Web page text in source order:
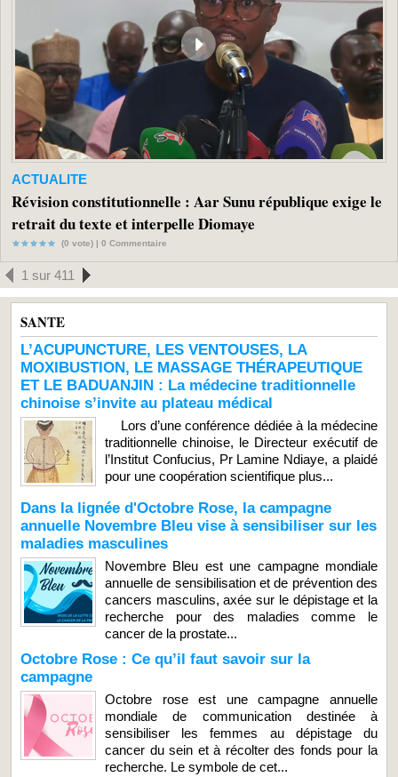
ACTUALITE
Révision constitutionnelle : Aar Sunu république exige le
retrait du texte et interpelle Diomaye
(0 vote) | 0 Commentaire
1 sur 411
SANTE
L’ACUPUNCTURE, LES VENTOUSES, LA
MOXIBUSTION, LE MASSAGE THÉRAPEUTIQUE
ET LE BADUANJIN : La médecine traditionnelle
chinoise s’invite au plateau médical
Lors d’une conférence dédiée à la médecine
traditionnelle chinoise, le Directeur exécutif de
l’Institut Confucius, Pr Lamine Ndiaye, a plaidé
pour une coopération scientifique plus...
Dans la lignée d'Octobre Rose, la campagne
annuelle Novembre Bleu vise à sensibiliser sur les
maladies masculines
Novembre Bleu est une campagne mondiale
annuelle de sensibilisation et de prévention des
cancers masculins, axée sur le dépistage et la
recherche pour des maladies comme le
cancer de la prostate...
Octobre Rose : Ce qu’il faut savoir sur la
campagne
Octobre rose est une campagne annuelle
mondiale de communication destinée à
sensibiliser les femmes au dépistage du
cancer du sein et à récolter des fonds pour la
recherche. Le symbole de cet...